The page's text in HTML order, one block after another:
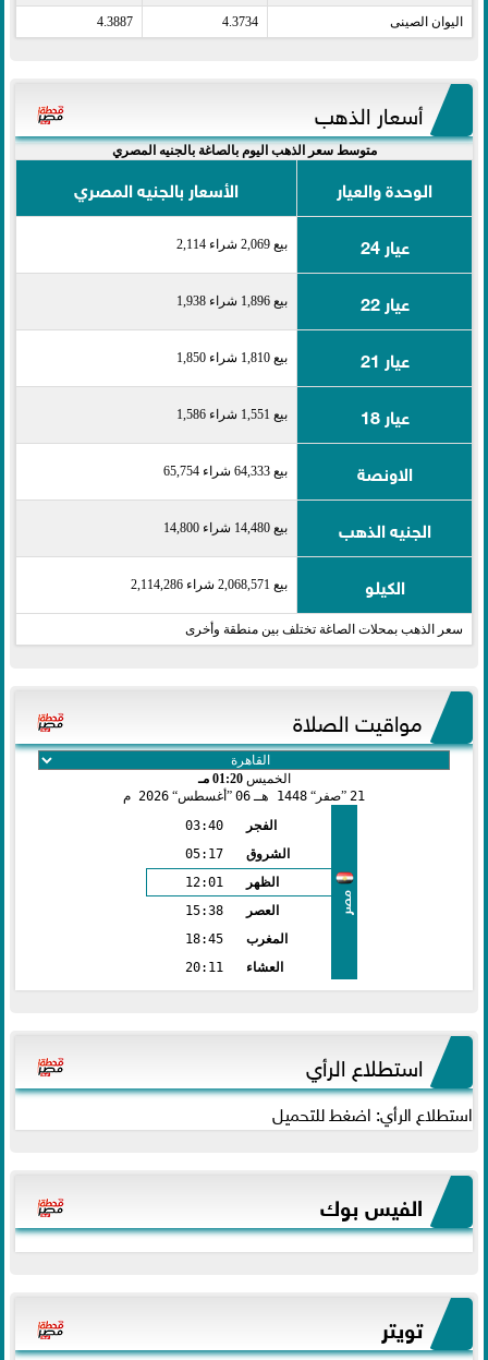
اليوان الصينى​ 4.3734
4.3887
أسعار الذهب
متوسط سعر الذهب اليوم بالصاغة بالجنيه المصري
الوحدة والعيار
الأسعار بالجنيه المصري
عيار 24
بيع 2,069 شراء 2,114
عيار 22 بيع 1,896 شراء 1,938
عيار 21 بيع 1,810 شراء 1,850
عيار 18 بيع 1,551 شراء 1,586
الاونصة بيع 64,333 شراء 65,754
الجنيه الذهب بيع 14,480 شراء 14,800
الكيلو بيع 2,068,571 شراء 2,114,286
سعر الذهب بمحلات الصاغة تختلف بين منطقة وأخرى
مواقيت الصلاة
الخميس01:20 مـ
21 صفر 1448 هـ 06 أغسطس 2026 م
مصر
الفجر
03:40
الشروق
05:17
الظهر
12:01
العصر
15:38
المغرب
18:45
العشاء
20:11
استطلاع الرأي
استطلاع الرأي: اضغط للتحميل
الفيس بوك
تويتر